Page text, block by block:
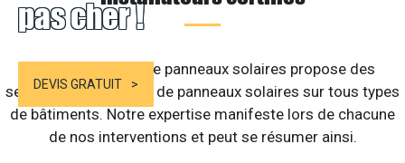
pas cher !
DEVIS GRATUIT
Notre entreprise de panneaux solaires propose des
services d’installation de panneaux solaires sur tous types
de bâtiments. Notre expertise manifeste lors de chacune
de nos interventions et peut se résumer ainsi.